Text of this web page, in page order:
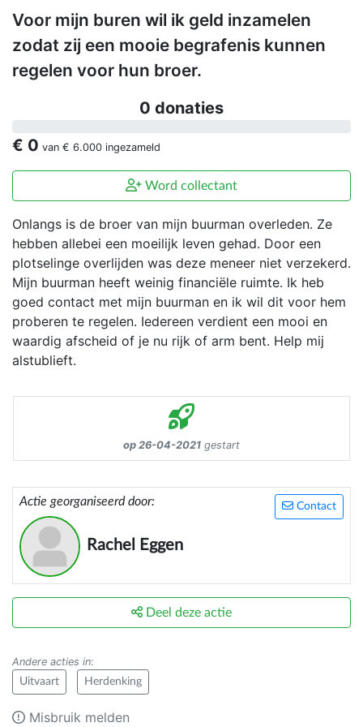
Voor mijn buren wil ik geld inzamelen
zodat zij een mooie begrafenis kunnen
regelen voor hun broer.
0 donaties
€ 0 van € 6.000 ingezameld
Word collectant
Onlangs is de broer van mijn buurman overleden. Ze
hebben allebei een moeilijk leven gehad. Door een
plotselinge overlijden was deze meneer niet verzekerd.
Mijn buurman heeft weinig financiële ruimte. Ik heb
goed contact met mijn buurman en ik wil dit voor hem
proberen te regelen. Iedereen verdient een mooi en
waardig afscheid of je nu rijk of arm bent. Help mij
alstublieft.
op 26-04-2021 gestart
Contact
Actie georganiseerd door:
Rachel Eggen
Deel deze actie
Andere acties in:
Uitvaart Herdenking
Misbruik melden